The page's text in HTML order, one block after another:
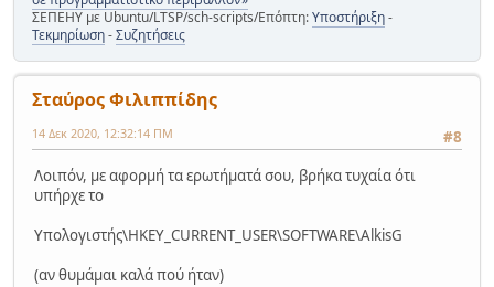
ΣΕΠΕΗΥ με Ubuntu/LTSP/sch-scripts/Επόπτη:Υποστήριξη-
Τεκμηρίωση-Συζητήσεις
Σταύρος Φιλιππίδης
#8
14 Δεκ 2020, 12:32:14 ΠΜ
Λοιπόν, με αφορμή τα ερωτήματά σου, βρήκα τυχαία ότι
υπήρχε το
Υπολογιστής\HKEY_CURRENT_USER\SOFTWARE\AlkisG
(αν θυμάμαι καλά πού ήταν)